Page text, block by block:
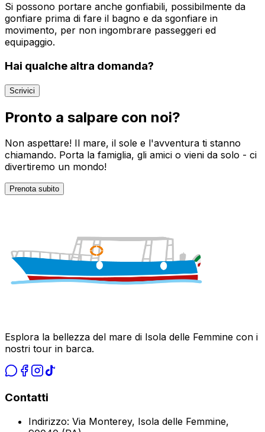
Si possono portare anche gonfiabili, possibilmente da
gonfiare prima di fare il bagno e da sgonfiare in
movimento, per non ingombrare passeggeri ed
equipaggio.
Hai qualche altra domanda?
Scrivici
Pronto a salpare con noi?
Non aspettare! Il mare, il sole e l'avventura ti stanno
chiamando. Porta la famiglia, gli amici o vieni da solo - ci
divertiremo un mondo!
Prenota subito
Esplora la bellezza del mare di Isola delle Femmine con i
nostri tour in barca.
Contatti
Indirizzo: Via Monterey, Isola delle Femmine,